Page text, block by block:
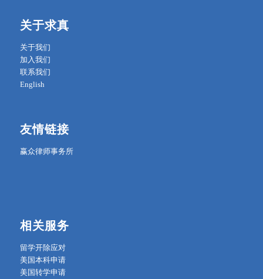
关于求真
关于我们
加入我们
联系我们
English
友情链接
赢众律师事务所
相关服务
留学开除应对
美国本科申请
美国转学申请